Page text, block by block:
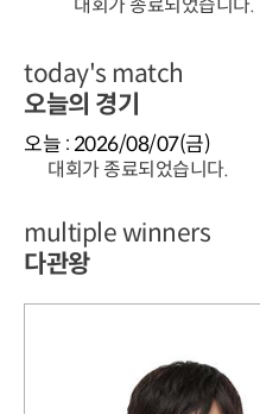
today's match
오늘의 경기
오늘 : 2026/08/07(금)
대회가 종료되었습니다.
multiple winners
다관왕